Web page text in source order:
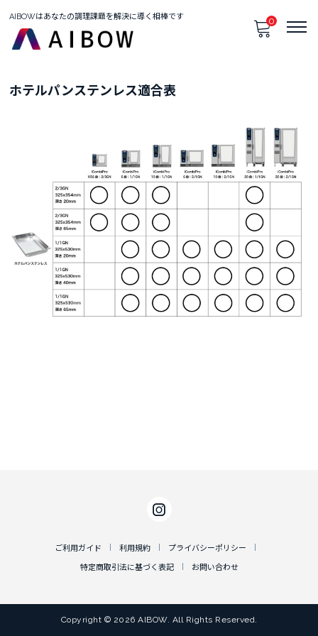
只今、カートに商品はございません。
AIBOWはあなたの調理課題を解決に導く相棒です 0
ホテルパンステンレス適合表
ご利用ガイド 利用規約 プライバシーポリシー
特定商取引法に基づく表記 お問い合わせ
Copyright © 2026 AIBOW. All Rights Reserved.